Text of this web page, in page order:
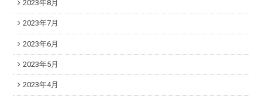
2023年8月
2023年7月
2023年6月
2023年5月
2023年4月